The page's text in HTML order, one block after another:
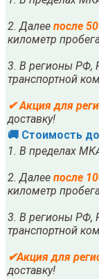
2. Далее после 5
километр
3. В регионы РФ,
транспортной
✔ Акция для
доставку!
🚚 Стоимость
1. В пределах
2. Далее после 10
километр
3. В регионы РФ,
транспортной
✔Акция для
доставку!